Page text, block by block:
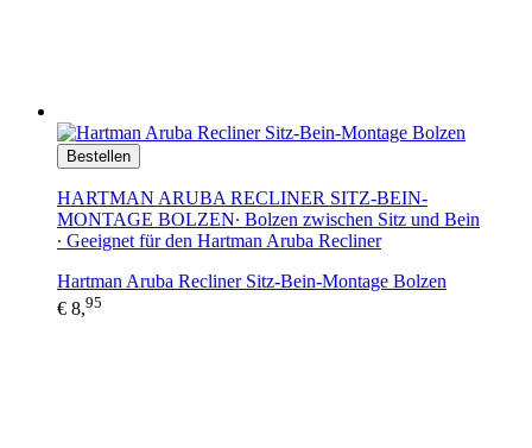
Bestellen
HARTMAN ARUBA RECLINER SITZ-BEIN-
MONTAGE BOLZEN∙ Bolzen zwischen Sitz und Bein
∙ Geeignet für den Hartman Aruba Recliner
Hartman Aruba Recliner Sitz-Bein-Montage Bolzen
€ 8,95